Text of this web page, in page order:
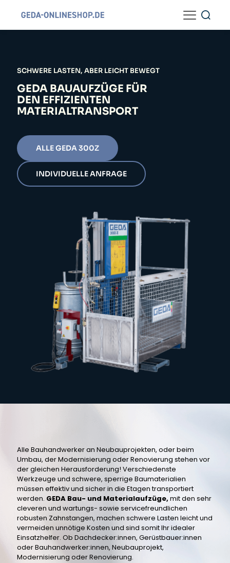
SCHWERE LASTEN, ABER LEICHT BEWEGT
GEDA BAUAUFZÜGE FÜR
DEN EFFIZIENTEN
MATERIALTRANSPORT
ALLE GEDA 300Z
INDIVIDUELLE ANFRAGE
Alle Bauhandwerker an Neubauprojekten, oder beim
Umbau, der Modernisierung oder Renovierung stehen vor
der gleichen Herausforderung! Verschiedenste
Werkzeuge und schwere, sperrige Baumaterialien
müssen effektiv und sicher in die Etagen transportiert
werden. GEDA Bau- und Materialaufzüge, mit den sehr
cleveren und wartungs- sowie servicefreundlichen
robusten Zahnstangen, machen schwere Lasten leicht und
vermeiden unnötige Kosten und sind somit Ihr idealer
Einsatzhelfer. Ob Dachdecker:innen, Gerüstbauer:innen
oder Bauhandwerker:innen, Neubauprojekt,
Modernisierung oder Renovierung.